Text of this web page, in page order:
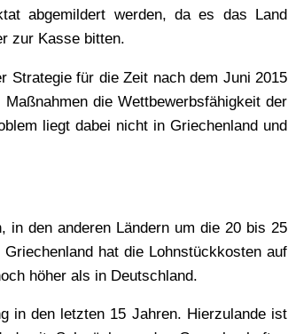
abgemildert werden, da es das Land
zur Kasse bitten.
Strategie für die Zeit nach dem Juni 2015
die Wettbewerbsfähigkeit der
liegt dabei nicht in Griechenland und
in den anderen Ländern um die 20 bis 25
hat die Lohnstückkosten auf
höher als in Deutschland.
in den letzten 15 Jahren. Hierzulande ist